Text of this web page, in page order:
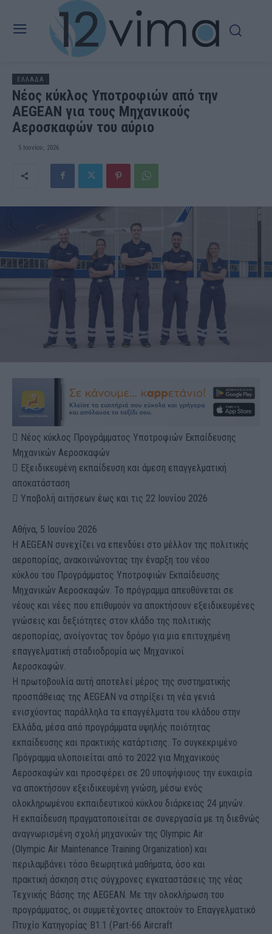
ΕΛΛΑΔΑ
Νέος κύκλος Υποτροφιών από την
AEGEAN για τους Μηχανικούς
Αεροσκαφών του αύριο
5 Ιουνίου, 2026
 Νέος κύκλος Προγράμματος Υποτροφιών Εκπαίδευσης
Μηχανικών Αεροσκαφών
 Εξειδικευμένη εκπαίδευση και άμεση επαγγελματική
αποκατάσταση
 Υποβολή αιτήσεων έως και τις 22 Ιουνίου 2026
Αθήνα, 5 Ιουνίου 2026
Η AEGEAN συνεχίζει να επενδύει στο μέλλον της πολιτικής
αεροπορίας, ανακοινώνοντας την έναρξη του νέου
κύκλου του Προγράμματος Υποτροφιών Εκπαίδευσης
Μηχανικών Αεροσκαφών. Το πρόγραμμα απευθύνεται σε
νέους και νέες που επιθυμούν να αποκτήσουν εξειδικευμένες
γνώσεις και δεξιότητες στον κλάδο της πολιτικής
αεροπορίας, ανοίγοντας τον δρόμο για μια επιτυχημένη
επαγγελματική σταδιοδρομία ως Μηχανικοί
Αεροσκαφών.
Η πρωτοβουλία αυτή αποτελεί μέρος της συστηματικής
προσπάθειας της AEGEAN να στηρίξει τη νέα γενιά
ενισχύοντας παράλληλα τα επαγγέλματα του κλάδου στην
Ελλάδα, μέσα από προγράμματα υψηλής ποιότητας
εκπαίδευσης και πρακτικής κατάρτισης. Το συγκεκριμένο
Πρόγραμμα υλοποιείται από το 2022 για Μηχανικούς
Αεροσκαφών και προσφέρει σε 20 υποψήφιους την ευκαιρία
να αποκτήσουν εξειδικευμένη γνώση, μέσω ενός
ολοκληρωμένου εκπαιδευτικού κύκλου διάρκειας 24 μηνών.
Η εκπαίδευση πραγματοποιείται σε συνεργασία με τη διεθνώς
αναγνωρισμένη σχολή μηχανικών της Olympic Air
(Olympic Air Maintenance Training Organization) και
περιλαμβάνει τόσο θεωρητικά μαθήματα, όσο και
πρακτική άσκηση στις σύγχρονες εγκαταστάσεις της νέας
Τεχνικής Βάσης της AEGEAN. Με την ολοκλήρωση του
προγράμματος, οι συμμετέχοντες αποκτούν το Επαγγελματικό
Πτυχίο Κατηγορίας Β1.1 (Part-66 Aircraft